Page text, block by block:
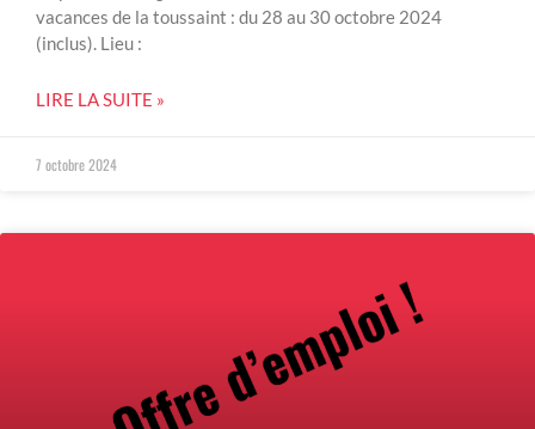
vacances de la toussaint : du 28 au 30 octobre 2024
(inclus). Lieu :
LIRE LA SUITE »
7 octobre 2024